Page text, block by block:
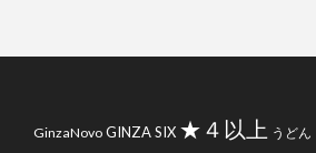
GinzaNovo GINZA SIX ★４以上 うどん